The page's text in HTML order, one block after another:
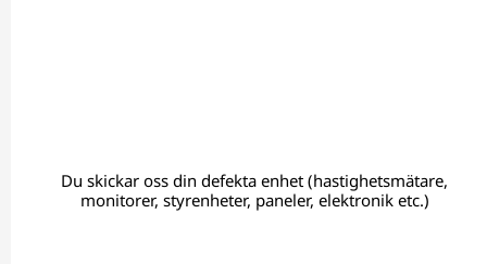
Du skickar oss din defekta enhet (hastighetsmätare,
monitorer, styrenheter, paneler, elektronik etc.)